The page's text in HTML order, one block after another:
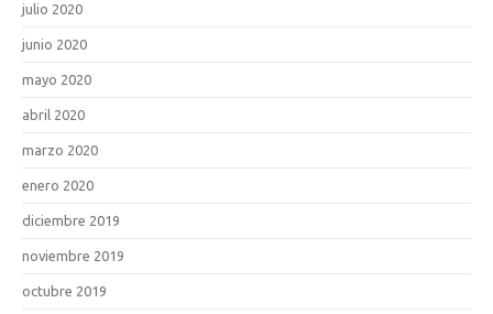
julio 2020
junio 2020
mayo 2020
abril 2020
marzo 2020
enero 2020
diciembre 2019
noviembre 2019
octubre 2019